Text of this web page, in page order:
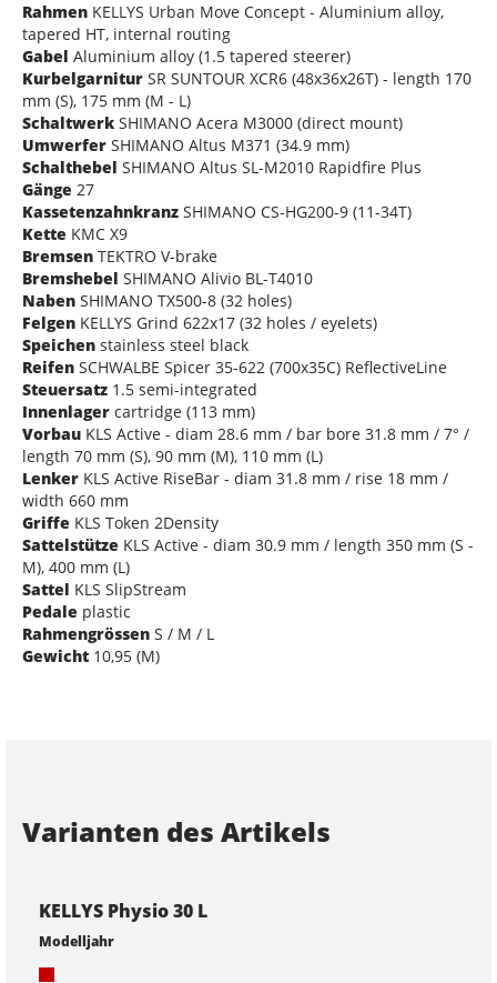
Rahmen KELLYS Urban Move Concept - Aluminium alloy,
tapered HT, internal routing
Gabel Aluminium alloy (1.5 tapered steerer)
Kurbelgarnitur SR SUNTOUR XCR6 (48x36x26T) - length 170
mm (S), 175 mm (M - L)
Schaltwerk SHIMANO Acera M3000 (direct mount)
Umwerfer SHIMANO Altus M371 (34.9 mm)
Schalthebel SHIMANO Altus SL-M2010 Rapidfire Plus
Gänge 27
Kassetenzahnkranz SHIMANO CS-HG200-9 (11-34T)
Kette KMC X9
Bremsen TEKTRO V-brake
Bremshebel SHIMANO Alivio BL-T4010
Naben SHIMANO TX500-8 (32 holes)
Felgen KELLYS Grind 622x17 (32 holes / eyelets)
Speichen stainless steel black
Reifen SCHWALBE Spicer 35-622 (700x35C) ReflectiveLine
Steuersatz 1.5 semi-integrated
Innenlager cartridge (113 mm)
Vorbau KLS Active - diam 28.6 mm / bar bore 31.8 mm / 7° /
length 70 mm (S), 90 mm (M), 110 mm (L)
Lenker KLS Active RiseBar - diam 31.8 mm / rise 18 mm /
width 660 mm
Griffe KLS Token 2Density
Sattelstütze KLS Active - diam 30.9 mm / length 350 mm (S -
M), 400 mm (L)
Sattel KLS SlipStream
Pedale plastic
Rahmengrössen S / M / L
Gewicht 10,95 (M)
Varianten des Artikels
KELLYS Physio 30 L
Modelljahr